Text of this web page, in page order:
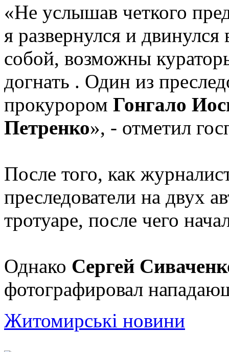
«Не услышав четкого
я развернулся и
собой, возможны
догнать . Один из
прокурором Гонгало
Петренко», - отметил
После того, как
преследователи на двух
тротуаре, после чего
Однако Сергей
фотографировал
Житомирські новини